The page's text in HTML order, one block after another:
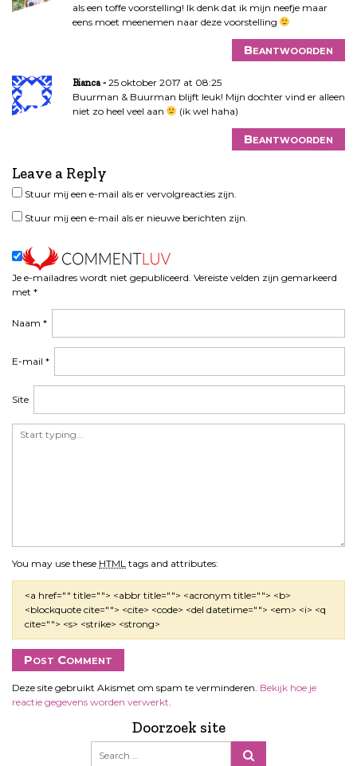
als een toffe voorstelling! Ik denk dat ik mijn neefje maar
eens moet meenemen naar deze voorstelling
Beantwoorden
Bianca
25 oktober 2017 at 08:25
Buurman & Buurman blijft leuk! Mijn dochter vind er alleen
niet zo heel veel aan
(ik wel haha)
Beantwoorden
Leave a Reply
Je e-mailadres wordt niet gepubliceerd. Vereiste velden zijn gemarkeerd
met *
You may use these HTML tags and attributes:
<a href="" title=""> <abbr title=""> <acronym title=""> <b>
<blockquote cite=""> <cite> <code> <del datetime=""> <em> <i> <q
cite=""> <s> <strike> <strong>
Naam *
E-mail *
Site
Stuur mij een e-mail als er vervolgreacties zijn.
Stuur mij een e-mail als er nieuwe berichten zijn.
Deze site gebruikt Akismet om spam te verminderen. Bekijk hoe je
reactie gegevens worden verwerkt
Doorzoek site